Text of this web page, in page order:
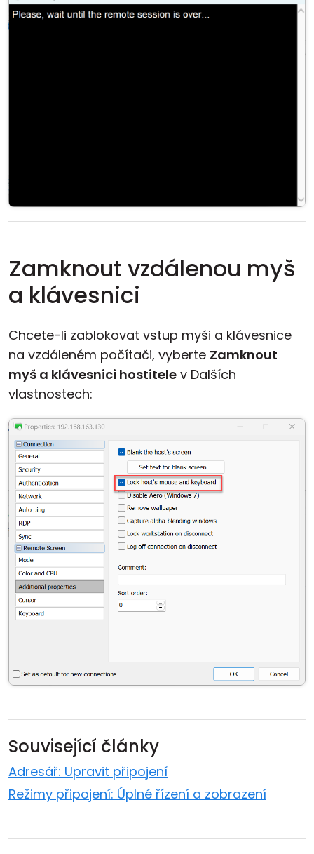
Zamknout vzdálenou myš
a klávesnici
Chcete-li zablokovat vstup myši a klávesnice
na vzdáleném počítači, vyberte Zamknout
myš a klávesnici hostitele v Dalších
vlastnostech:
Související články
Adresář: Upravit připojení
Režimy připojení: Úplné řízení a zobrazení